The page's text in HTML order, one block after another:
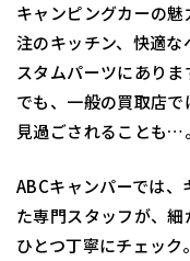
キャンピングカーの
注のキッチン、快適な
スタムパーツにありま
でも、一般の買取店
見過ごされることも…。
ABCキャンパーでは
た専門スタッフが、
ひとつ丁寧にチェック。